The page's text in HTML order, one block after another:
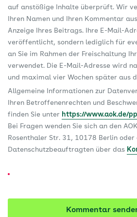
auf anstößige Inhalte überprüft. Wir
Ihren Namen und Ihren Kommentar
Anzeige Ihres Beitrags. Ihre E-Mail-
veröffentlicht, sondern lediglich für
an Sie im Rahmen der Freischaltung
verwendet. Die E-Mail-Adresse wird
und maximal vier Wochen später aus
Allgemeine Informationen zur
Ihren Betroffenenrechten und
finden Sie unter https://www.aok.de/
Bei Fragen wenden Sie sich an den
Rosenthaler Str. 31, 10178 Berlin oder
Datenschutzbeauftragten über das
Kommentar